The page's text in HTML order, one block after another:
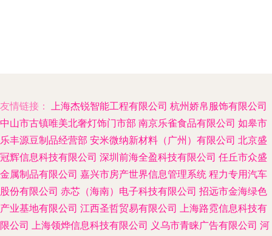
友情链接： 上海杰锐智能工程有限公司 杭州娇帛服饰有限公司
中山市古镇唯美北奢灯饰门市部 南京乐雀食品有限公司 如皋市
乐丰源豆制品经营部 安米微纳新材料（广州）有限公司 北京盛
冠辉信息科技有限公司 深圳前海全盈科技有限公司 任丘市众盛
金属制品有限公司 嘉兴市房产世界信息管理系统 程力专用汽车
股份有限公司 赤芯（海南）电子科技有限公司 招远市金海绿色
产业基地有限公司 江西圣哲贸易有限公司 上海路霓信息科技有
限公司 上海领烨信息科技有限公司 义乌市青睐广告有限公司 河